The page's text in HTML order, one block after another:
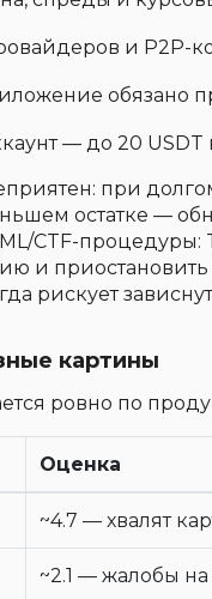
и P2P-
обязано
— до 20 USDT
при
остатке —
CTF-процедуры:
и
рискует
картины
ровно по
Оценка
~4.7 — хвалят
~2.1 — жалобы